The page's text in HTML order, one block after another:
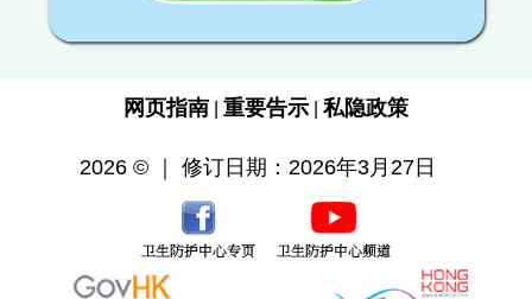
网页指南 重要告示 私隐政策
2026 © ｜ 修订日期：2026年3月27日